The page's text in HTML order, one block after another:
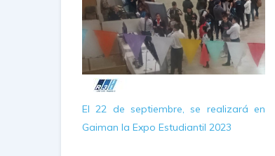
El 22 de septiembre, se realizará en
Gaiman la Expo Estudiantil 2023